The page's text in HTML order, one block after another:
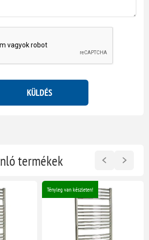
KÜLDÉS
termékek
Tényleg van készleten!